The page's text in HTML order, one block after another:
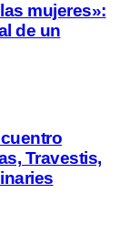
mujeres»:
de un
Travestis,